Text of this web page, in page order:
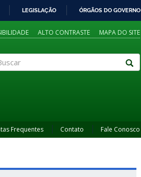
LEGISLAÇÃO ÓRGÃOS DO GOVERNO
ALTO CONTRASTE MAPA DO SITE
Frequentes Contato Fale Conosco